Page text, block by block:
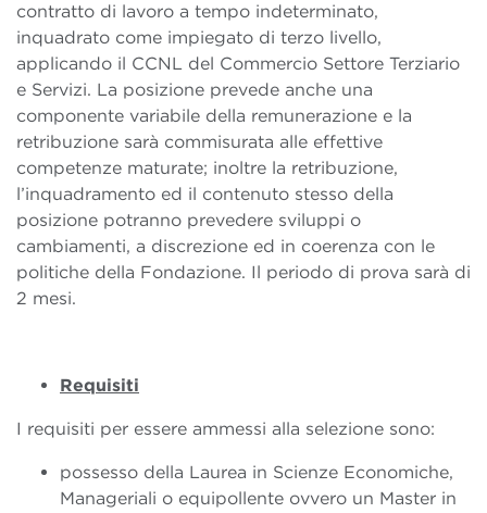
contratto di lavoro a tempo indeterminato,
inquadrato come impiegato di terzo livello,
applicando il CCNL del Commercio Settore Terziario
e Servizi. La posizione prevede anche una
componente variabile della remunerazione e la
retribuzione sarà commisurata alle effettive
competenze maturate; inoltre la retribuzione,
l’inquadramento ed il contenuto stesso della
posizione potranno prevedere sviluppi o
cambiamenti, a discrezione ed in coerenza con le
politiche della Fondazione. Il periodo di prova sarà di
2 mesi.
Requisiti
I requisiti per essere ammessi alla selezione sono:
possesso della Laurea in Scienze Economiche,
Manageriali o equipollente ovvero un Master in